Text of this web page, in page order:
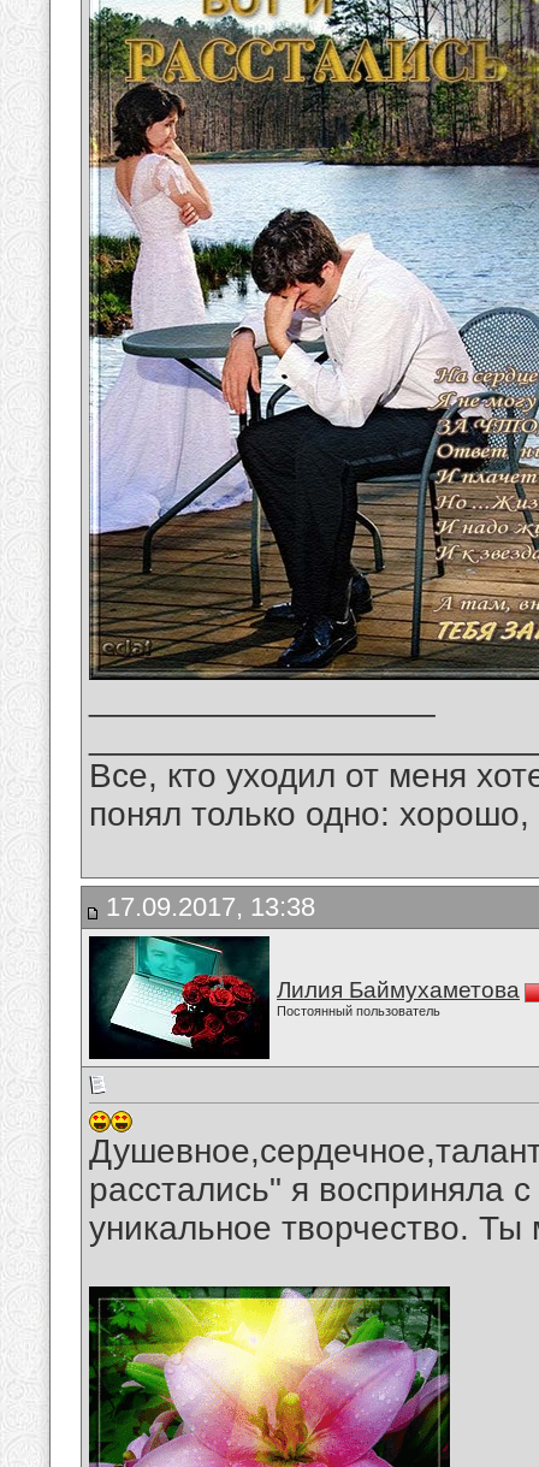
Все, кто уходил от меня
понял только одно:
17.09.2017, 13:38
Лилия Баймухаметова
Постоянный пользователь
расстались" я восприняла
уникальное творчество.